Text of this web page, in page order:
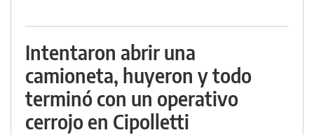
Intentaron abrir una
camioneta, huyeron y todo
terminó con un operativo
cerrojo en Cipolletti